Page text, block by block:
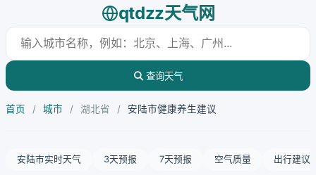
qtdzz天气网
查询天气
首页 / 城市 / 湖北省 / 安陆市健康养生建议
安陆市实时天气 3天预报 7天预报 空气质量 出行建议